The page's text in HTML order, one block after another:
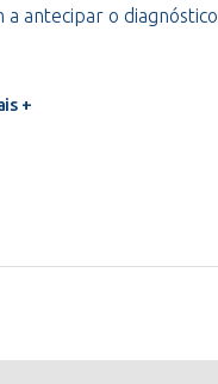
a antecipar o diagnóstico
+